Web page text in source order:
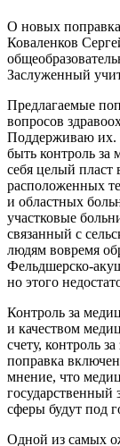
О новых
Коваленков
Заслуженный
Предлагаемые
вопросов
Поддерживаю их.
быть контроль
себя целый пласт
расположенных
и областных
участковые
связанный с
людям вовремя
Фельдшерско-
но этого
Контроль за
и качеством
счету, контроль
поправка
мнение, что
государственный
сферы будут под
Одной из самых